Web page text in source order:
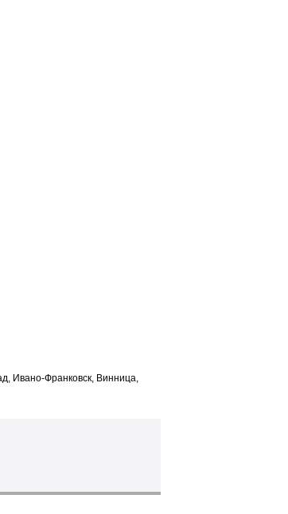
Ивано-Франковск, Винница,